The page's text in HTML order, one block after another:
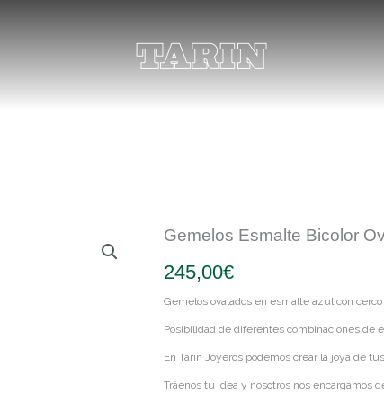
Gemelos Esmalte Bicolor
245,00€
Gemelos ovalados en esmalte azul con
Posibilidad de diferentes combinaciones de
En Tarín Joyeros podemos crear la joya de
Tráenos tu idea y nosotros nos encargamos